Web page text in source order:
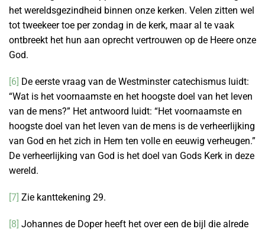
het wereldsgezindheid binnen onze kerken. Velen zitten wel
tot tweekeer toe per zondag in de kerk, maar al te vaak
ontbreekt het hun aan oprecht vertrouwen op de Heere onze
God.
[6] De eerste vraag van de Westminster catechismus luidt:
“Wat is het voornaamste en het hoogste doel van het leven
van de mens?” Het antwoord luidt: “Het voornaamste en
hoogste doel van het leven van de mens is de verheerlijking
van God en het zich in Hem ten volle en eeuwig verheugen.”
De verheerlijking van God is het doel van Gods Kerk in deze
wereld.
[7] Zie kanttekening 29.
[8] Johannes de Doper heeft het over een de bijl die alrede